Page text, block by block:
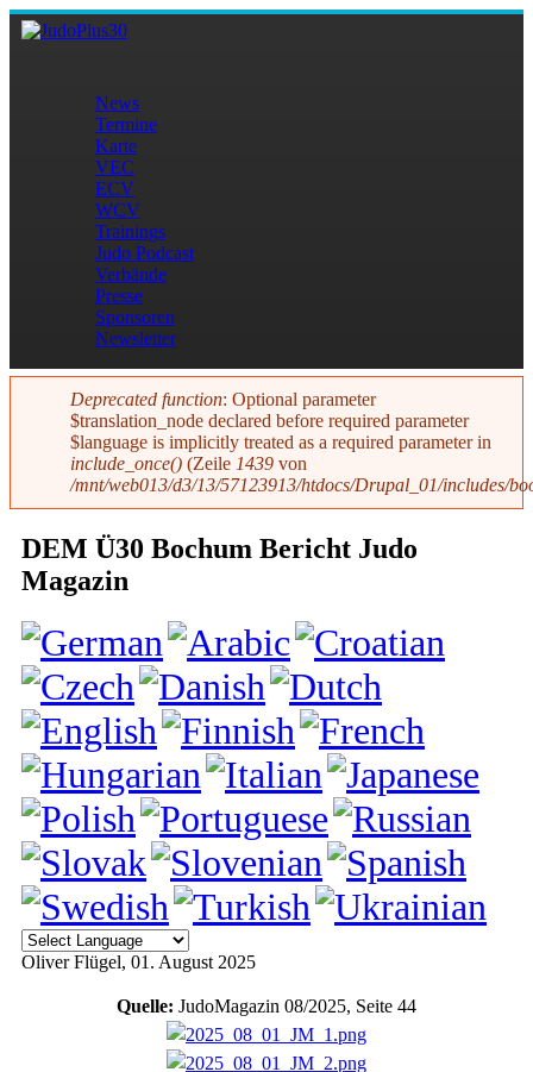
Direkt zum Inhalt
JudoPlus30
Hauptmenü
News
Termine
Karte
VEC
ECV
WCV
Trainings
Judo Podcast
Verbände
Presse
Sponsoren
Newsletter
Fehlermeldung
Deprecated function: Optional parameter
$translation_node declared before required parameter
$language is implicitly treated as a required parameter in
include_once() (Zeile 1439 von
/mnt/web013/d3/13/57123913/htdocs/Drupal_01/includes/
DEM Ü30 Bochum Bericht Judo
Magazin
Oliver Flügel, 01. August 2025
Quelle: JudoMagazin 08/2025, Seite 44